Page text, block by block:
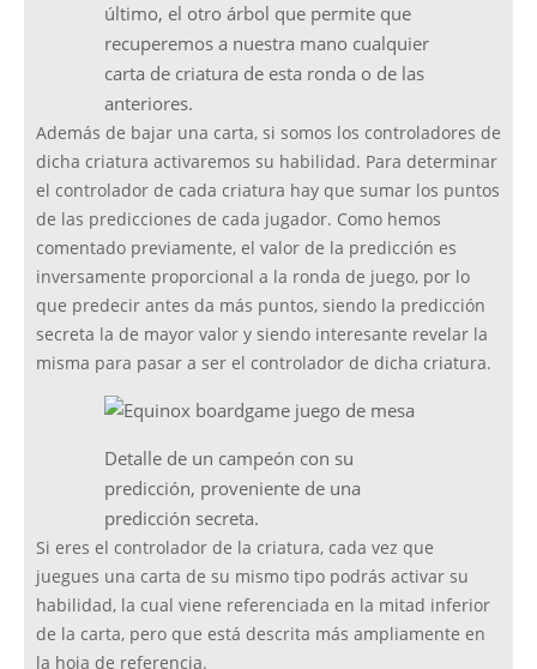
último, el otro árbol que permite que
recuperemos a nuestra mano cualquier
carta de criatura de esta ronda o de las
anteriores.
Además de bajar una carta, si somos los controladores de
dicha criatura activaremos su habilidad. Para determinar
el controlador de cada criatura hay que sumar los puntos
de las predicciones de cada jugador. Como hemos
comentado previamente, el valor de la predicción es
inversamente proporcional a la ronda de juego, por lo
que predecir antes da más puntos, siendo la predicción
secreta la de mayor valor y siendo interesante revelar la
misma para pasar a ser el controlador de dicha criatura.
Detalle de un campeón con su
predicción, proveniente de una
predicción secreta.
Si eres el controlador de la criatura, cada vez que
juegues una carta de su mismo tipo podrás activar su
habilidad, la cual viene referenciada en la mitad inferior
de la carta, pero que está descrita más ampliamente en
la hoja de referencia.